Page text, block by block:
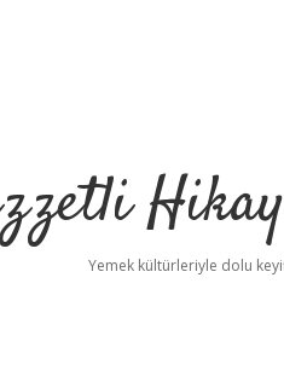
Yemek kültürleriyle dolu